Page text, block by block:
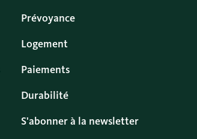
Prévoyance
Logement
Paiements
Durabilité
S'abonner à la newsletter